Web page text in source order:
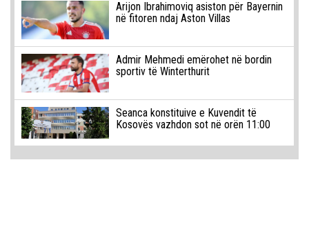
Arijon Ibrahimoviq asiston për Bayernin
në fitoren ndaj Aston Villas
Admir Mehmedi emërohet në bordin
sportiv të Winterthurit
Seanca konstituive e Kuvendit të
Kosovës vazhdon sot në orën 11:00